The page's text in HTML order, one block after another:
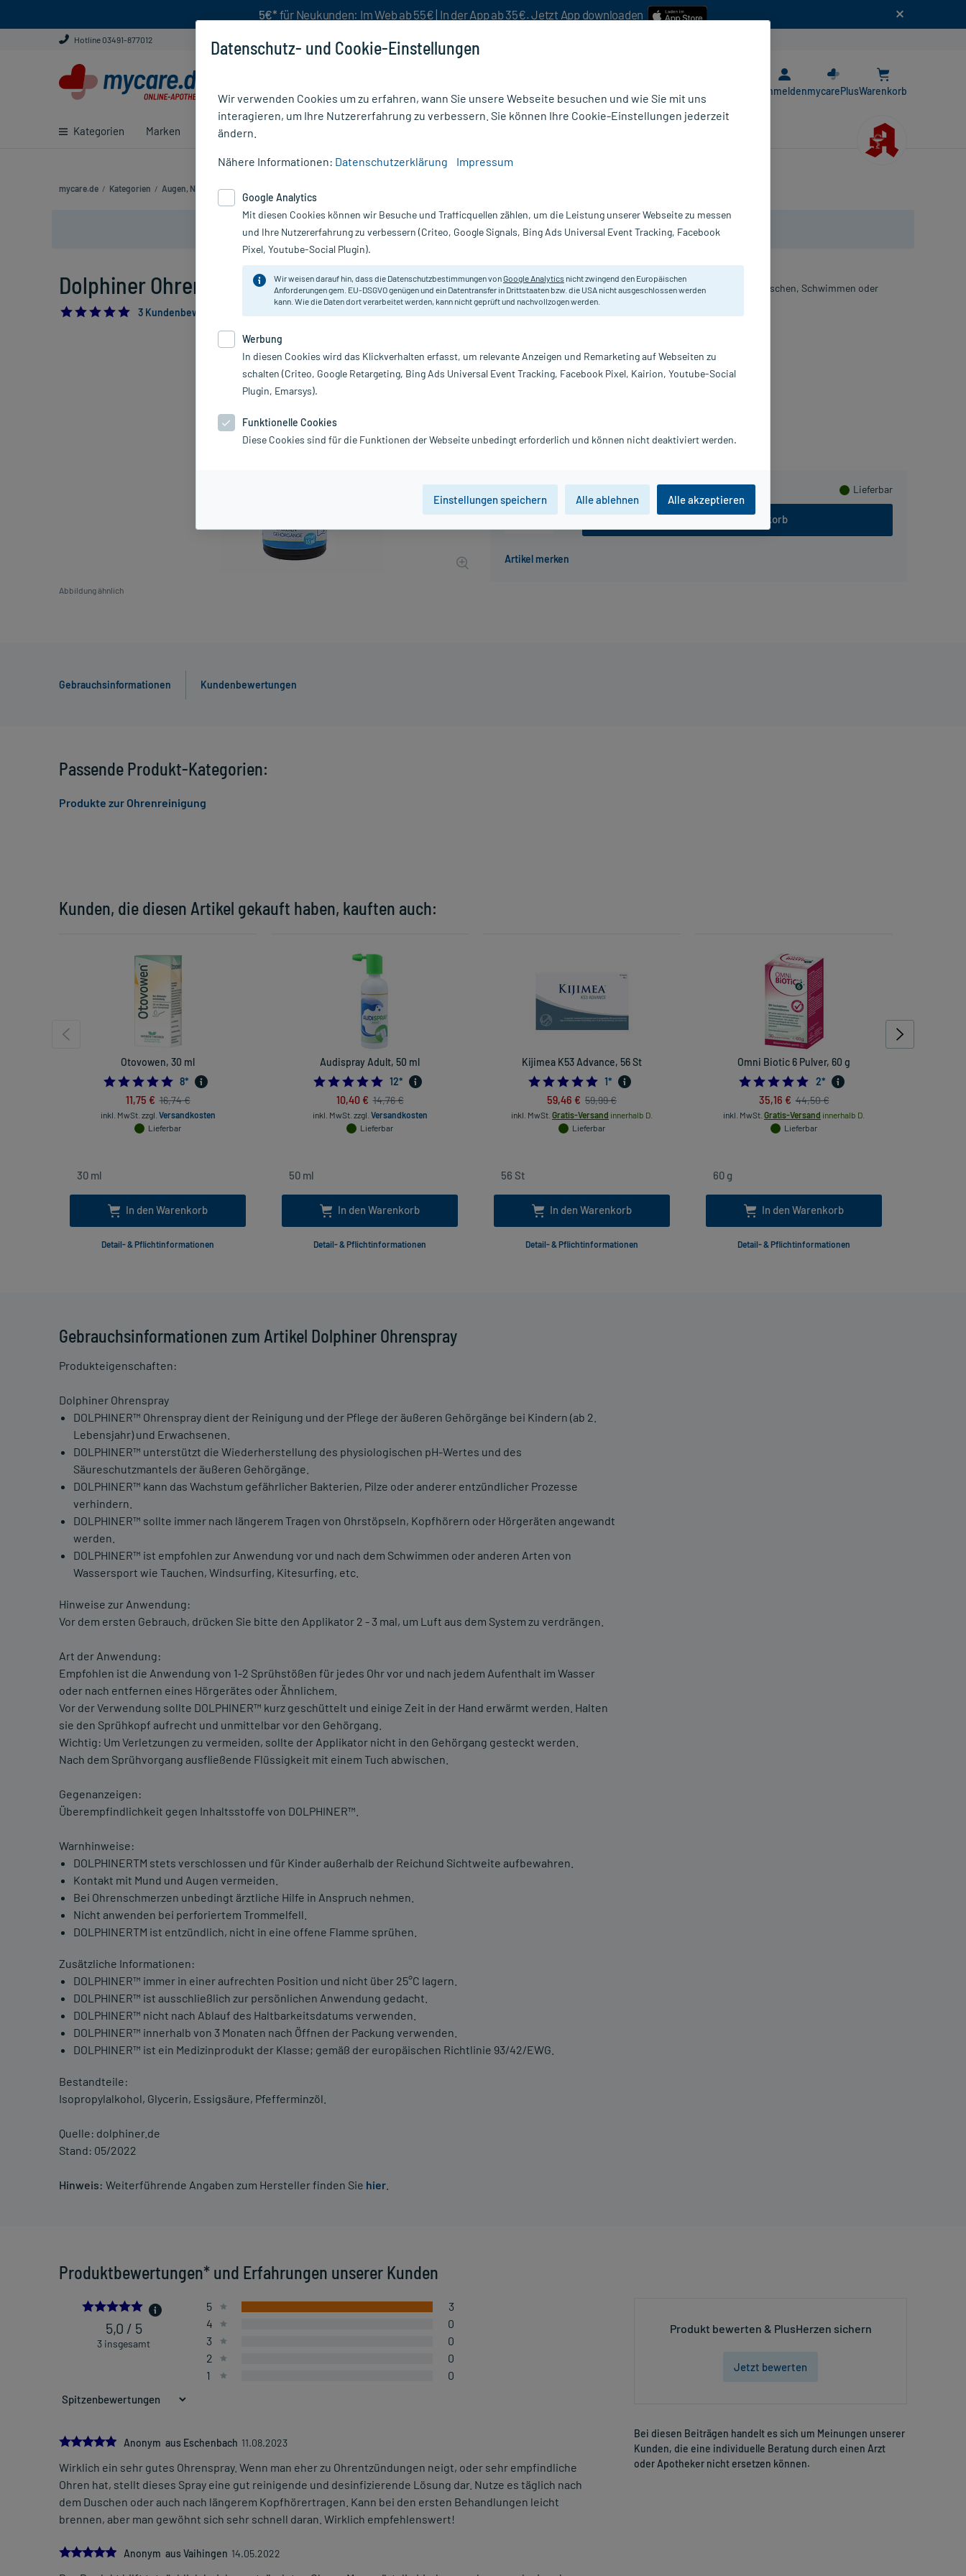
5€* für Neukunden: Im Web ab 55€ | In der App ab 35€. Jetzt App downloaden
Hotline 03491-877012
Kategorien Marken Ratgeber
AnmeldenmycarePlusWarenkorb
mycare.de / Kategorien / Augen, Nase & Ohren
Nur für kurze Zeit:Gratis-Versand* ab 19€ Mindestbestellwert!
Dolphiner Ohrenspray, 15 ml
5.0
3 Kundenbewertungen*
Abbildung ähnlich
inkl. MwSt. zzgl. Versandkosten
Lieferbar
In den Warenkorb
Reinigt und pflegt die äußeren Gehörgänge nach dem Baden, Duschen, Schwimmen oder
Tauchen.
PZN:
10021351
Hersteller:
Biobridge Europe GmbH
Gebrauchsinformationen Kundenbewertungen
Gebrauchsinformationen zum Artikel Dolphiner Ohrenspray
Produkteigenschaften:
Dolphiner Ohrenspray
DOLPHINER™ Ohrenspray dient der Reinigung und der Pflege der äußeren Gehörgänge bei Kindern (ab 2.
Lebensjahr) und Erwachsenen.
DOLPHINER™ unterstützt die Wiederherstellung des physiologischen pH-Wertes und des
Säureschutzmantels der äußeren Gehörgänge.
DOLPHINER™ kann das Wachstum gefährlicher Bakterien, Pilze oder anderer entzündlicher Prozesse
verhindern.
DOLPHINER™ sollte immer nach längerem Tragen von Ohrstöpseln, Kopfhörern oder Hörgeräten angewandt
werden.
DOLPHINER™ ist empfohlen zur Anwendung vor und nach dem Schwimmen oder anderen Arten von
Wassersport wie Tauchen, Windsurfing, Kitesurfing, etc.
Hinweise zur Anwendung:
Vor dem ersten Gebrauch, drücken Sie bitte den Applikator 2 - 3 mal, um Luft aus dem System zu verdrängen.
Art der Anwendung:
Empfohlen ist die Anwendung von 1-2 Sprühstößen für jedes Ohr vor und nach jedem Aufenthalt im Wasser
oder nach entfernen eines Hörgerätes oder Ähnlichem.
Vor der Verwendung sollte DOLPHINER™ kurz geschüttelt und einige Zeit in der Hand erwärmt werden. Halten
sie den Sprühkopf aufrecht und unmittelbar vor den Gehörgang.
Wichtig: Um Verletzungen zu vermeiden, sollte der Applikator nicht in den Gehörgang gesteckt werden.
Nach dem Sprühvorgang ausfließende Flüssigkeit mit einem Tuch abwischen.
Gegenanzeigen:
Überempfindlichkeit gegen Inhaltsstoffe von DOLPHINER™.
Warnhinweise:
DOLPHINERTM stets verschlossen und für Kinder außerhalb der Reichund Sichtweite aufbewahren.
Kontakt mit Mund und Augen vermeiden.
Bei Ohrenschmerzen unbedingt ärztliche Hilfe in Anspruch nehmen.
Nicht anwenden bei perforiertem Trommelfell.
DOLPHINERTM ist entzündlich, nicht in eine offene Flamme sprühen.
Zusätzliche Informationen:
DOLPHINER™ immer in einer aufrechten Position und nicht über 25°C lagern.
DOLPHINER™ ist ausschließlich zur persönlichen Anwendung gedacht.
DOLPHINER™ nicht nach Ablauf des Haltbarkeitsdatums verwenden.
DOLPHINER™ innerhalb von 3 Monaten nach Öffnen der Packung verwenden.
DOLPHINER™ ist ein Medizinprodukt der Klasse; gemäß der europäischen Richtlinie 93/42/EWG.
Bestandteile:
Isopropylalkohol, Glycerin, Essigsäure, Pfefferminzöl.
Quelle: dolphiner.de
Stand: 05/2022
Hinweis: Weiterführende Angaben zum Hersteller finden Sie hier
Produktbewertungen* und Erfahrungen unserer Kunden
5.0
5,0 / 5
3 insgesamt
5
3
4
0
3
0
2
0
1
0
5.0
Anonym aus Eschenbach 11.08.2023
Wirklich ein sehr gutes Ohrenspray. Wenn man eher zu Ohrentzündungen neigt, oder sehr empfindliche
Ohren hat, stellt dieses Spray eine gut reinigende und desinfizierende Lösung dar. Nutze es täglich nach
dem Duschen oder auch nach längerem Kopfhörertragen. Kann bei den ersten Behandlungen leicht
brennen, aber man gewöhnt sich sehr schnell daran. Wirklich empfehlenswert!
5.0
Anonym aus Vaihingen 14.05.2022
Produkt bewerten & PlusHerzen sichern
Jetzt bewerten
Bei diesen Beiträgen handelt es sich um Meinungen unserer
Kunden, die eine individuelle Beratung durch einen Arzt
oder Apotheker nicht ersetzen können.
Kunden, die diesen Artikel gekauft haben, kauften auch:
Otovowen, 30 ml
4.875
8*
11,75 € 16,74 €
inkl. MwSt. zzgl. Versandkosten
Lieferbar
In den Warenkorb
Detail- & Pflichtinformationen
Audispray Adult, 50 ml
4.916666666666667
12*
10,40 € 14,76 €
inkl. MwSt. zzgl. Versandkosten
Lieferbar
In den Warenkorb
Detail- & Pflichtinformationen
Kijimea K53 Advance, 56 St
5.0
1*
59,46 € 59,99 €
inkl. MwSt. Gratis-Versand innerhalb D.
Lieferbar
In den Warenkorb
Detail- & Pflichtinformationen
Omni Biotic 6 Pulver, 60 g
5.0
2*
35,16 € 44,50 €
inkl. MwSt. Gratis-Versand innerhalb D.
Lieferbar
In den Warenkorb
Detail- & Pflichtinformationen
Passende Produkt-Kategorien:
Produkte zur Ohrenreinigung
Datenschutz- und Cookie-Einstellungen
Wir verwenden Cookies um zu erfahren, wann Sie unsere Webseite besuchen und wie Sie mit uns
interagieren, um Ihre Nutzererfahrung zu verbessern. Sie können Ihre Cookie-Einstellungen jederzeit
ändern.
Nähere Informationen: Datenschutzerklärung Impressum
Google Analytics
Mit diesen Cookies können wir Besuche und Trafficquellen zählen, um die Leistung unserer Webseite zu messen
und Ihre Nutzererfahrung zu verbessern (Criteo, Google Signals, Bing Ads Universal Event Tracking, Facebook
Pixel, Youtube-Social Plugin).
Wir weisen darauf hin, dass die Datenschutzbestimmungen vonGoogle Analytics nicht zwingend den Europäischen
Anforderungen gem. EU-DSGVO genügen und ein Datentransfer in Drittstaaten bzw. die USA nicht ausgeschlossen werden
kann. Wie die Daten dort verarbeitet werden, kann nicht geprüft und nachvollzogen werden.
Werbung
In diesen Cookies wird das Klickverhalten erfasst, um relevante Anzeigen und Remarketing auf Webseiten zu
schalten (Criteo, Google Retargeting, Bing Ads Universal Event Tracking, Facebook Pixel, Kairion, Youtube-Social
Plugin, Emarsys).
Funktionelle Cookies
Diese Cookies sind für die Funktionen der Webseite unbedingt erforderlich und können nicht deaktiviert werden.
Einstellungen speichern Alle ablehnen Alle akzeptieren